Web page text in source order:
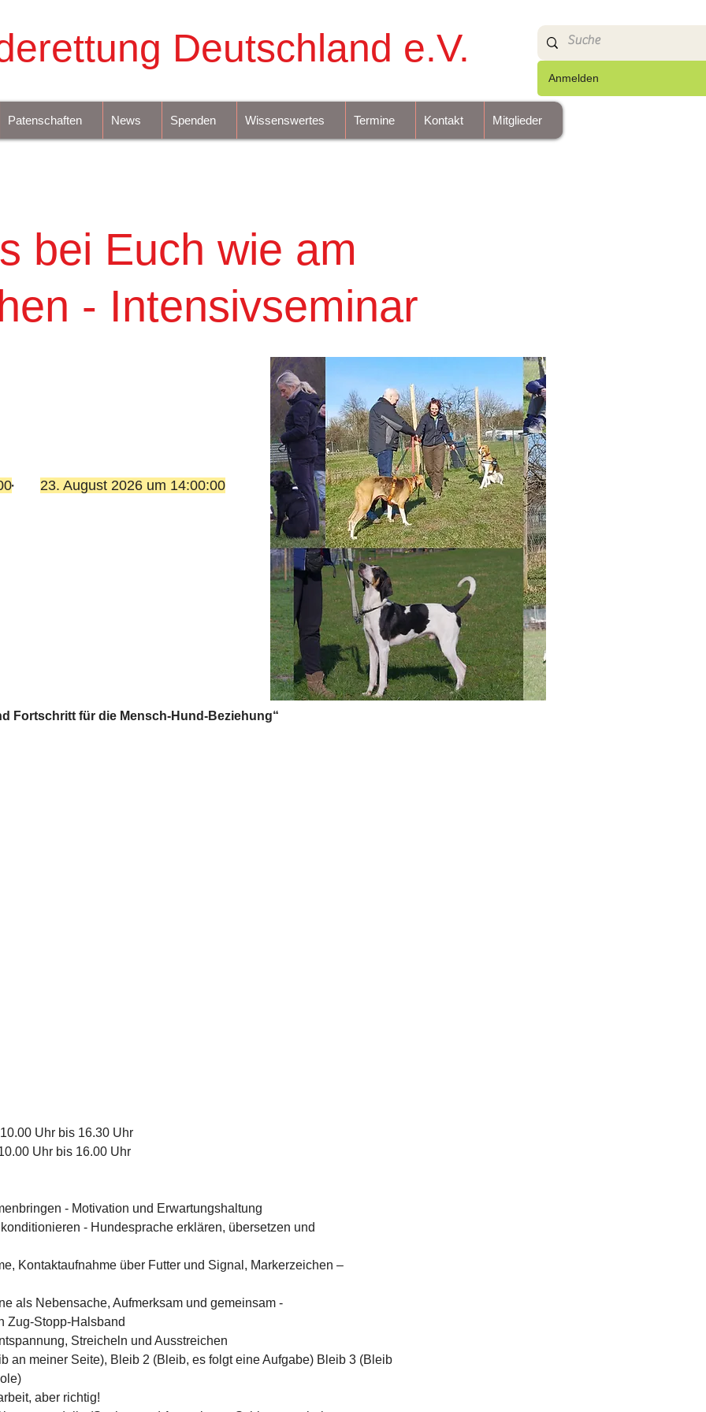
Deutschland e.V.
Anmelden
Patenschaften News Spenden Wissenswertes Termine Kontakt Mitglieder
bei Euch wie am
- Intensivseminar
- 23. August 2026 um 14:00:00
Fortschritt für die Mensch-Hund-Beziehung“
Uhr bis 16.30 Uhr
Uhr bis 16.00 Uhr
- Motivation und Erwartungshaltung
- Hundesprache erklären, übersetzen und
Kontaktaufnahme über Futter und Signal, Markerzeichen –
als Nebensache, Aufmerksam und gemeinsam -
Zug-Stopp-Halsband
Streicheln und Ausstreichen
an meiner Seite), Bleib 2 (Bleib, es folgt eine Aufgabe) Bleib 3 (Bleib
aber richtig!